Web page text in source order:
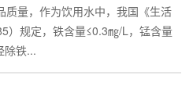
质量，作为饮用水中，我国《生活
）规定，铁含量≤0.3㎎/L，锰含量
除铁...